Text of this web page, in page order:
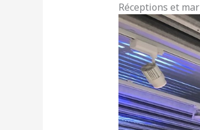
Réceptions et